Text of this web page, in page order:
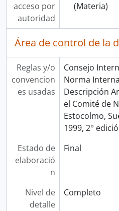
acceso por
autoridad
(Materia)
Área de control de la
Reglas y/o
convencion
es usadas
Consejo
Norma
Descripción
el Comité de
Estocolmo,
1999, 2°
Estado de
elaboració
n
Final
Nivel de
detalle
Completo